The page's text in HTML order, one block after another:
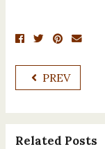
PREV
Related Posts